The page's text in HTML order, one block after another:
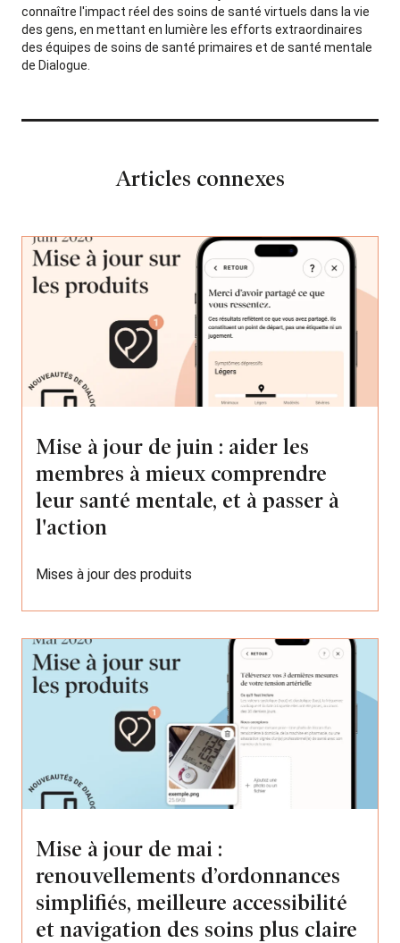
connaître l'impact réel des soins de santé virtuels dans la vie
des gens, en mettant en lumière les efforts extraordinaires
des équipes de soins de santé primaires et de santé mentale
de Dialogue.
Articles connexes
Mise à jour de juin : aider les
membres à mieux comprendre
leur santé mentale, et à passer à
l'action
Mises à jour des produits
Mise à jour de mai :
renouvellements d’ordonnances
simplifiés, meilleure accessibilité
et navigation des soins plus claire